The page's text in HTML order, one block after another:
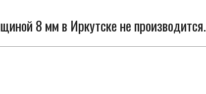
8 мм в Иркутске не производится.